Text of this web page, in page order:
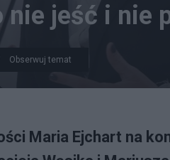
nie jeść i nie
Obserwuj temat
Maria Ejchart na